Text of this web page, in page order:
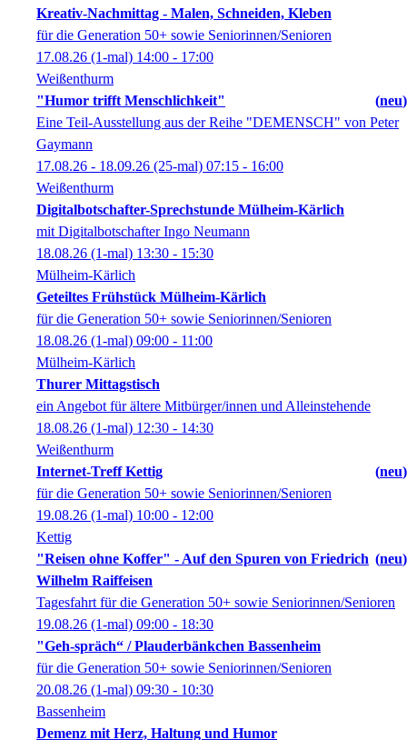
Kreativ-Nachmittag - Malen, Schneiden, Kleben
für die Generation 50+ sowie Seniorinnen/Senioren
17.08.26 (1-mal) 14:00 - 17:00
Weißenthurm
"Humor trifft Menschlichkeit"
neu
Eine Teil-Ausstellung aus der Reihe "DEMENSCH" von Peter
Gaymann
17.08.26 - 18.09.26 (25-mal) 07:15 - 16:00
Weißenthurm
Digitalbotschafter-Sprechstunde Mülheim-Kärlich
mit Digitalbotschafter Ingo Neumann
18.08.26 (1-mal) 13:30 - 15:30
Mülheim-Kärlich
Geteiltes Frühstück Mülheim-Kärlich
für die Generation 50+ sowie Seniorinnen/Senioren
18.08.26 (1-mal) 09:00 - 11:00
Mülheim-Kärlich
Thurer Mittagstisch
ein Angebot für ältere Mitbürger/innen und Alleinstehende
18.08.26 (1-mal) 12:30 - 14:30
Weißenthurm
Internet-Treff Kettig
neu
für die Generation 50+ sowie Seniorinnen/Senioren
19.08.26 (1-mal) 10:00 - 12:00
Kettig
"Reisen ohne Koffer" - Auf den Spuren von Friedrich
Wilhelm Raiffeisen
neu
Tagesfahrt für die Generation 50+ sowie Seniorinnen/Senioren
19.08.26 (1-mal) 09:00 - 18:30
"Geh-spräch“ / Plauderbänkchen Bassenheim
für die Generation 50+ sowie Seniorinnen/Senioren
20.08.26 (1-mal) 09:30 - 10:30
Bassenheim
Demenz mit Herz, Haltung und Humor